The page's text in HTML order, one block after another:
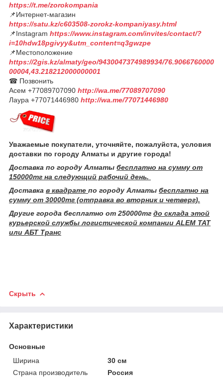
https://t.me/zorokompania
📌Интернет-магазин
https://satu.kz/c603508-zorokz-kompaniyasy.html
📌Instagram https://www.instagram.com/invites/contact/?
i=10hdw18pgivyy&utm_content=q3gwzpe
📌Местоположение
https://2gis.kz/almaty/geo/9430047374989934/76.9066760000
00004,43.218212000000001
☎ Позвонить
Асем +77089707090 http://wa.me/77089707090
Лаура +77071446980 http://wa.me/77071446980
Уважаемые покупатели, уточняйте, пожалуйста, условия
доставки по городу Алматы и другие города!
Доставка по городу Алматы бесплатно на сумму от
150000тг на следующий рабочий день.
Доставка в квадрате по городу Алматы бесплатно на
сумму от 30000тг (отправка во вторник и четверг).
Другие города бесплатно от 250000тг до склада этой
курьерской службы логистической компании ALEM TAT
или АБТ Транс
Скрыть
Характеристики
Основные
Ширина
30 см
Страна производитель
Россия